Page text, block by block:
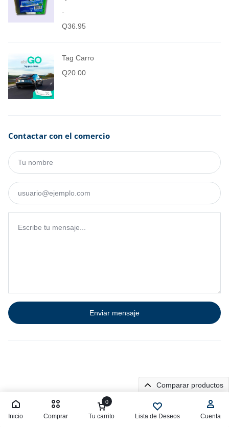
-
Q36.95
Tag Carro
Q20.00
Contactar con el comercio
Inicio Comprar
0
Tu carrito Lista de Deseos Cuenta
Comparar productos